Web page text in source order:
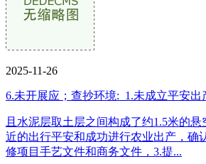
2025-11-26
6.未开展应；查抄环境:_1.未成立平安出
且水泥层取土层之间构成了约1.5米的
近的出行平安和成功进行农业出产，确
修项目手艺文件和商务文件，3.提...